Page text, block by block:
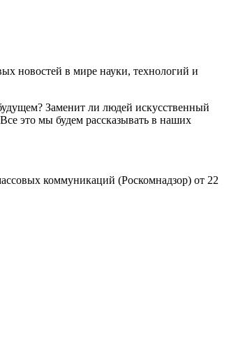
новостей в мире науки, технологий и
Заменит ли людей искусственный
это мы будем рассказывать в наших
коммуникаций (Роскомнадзор) от 22